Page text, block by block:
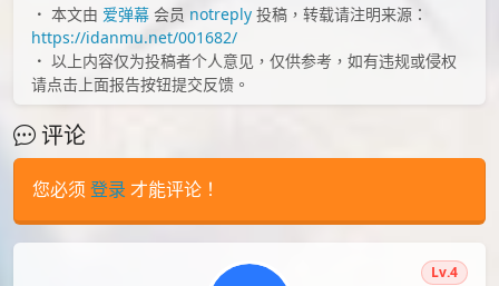
id=90539913